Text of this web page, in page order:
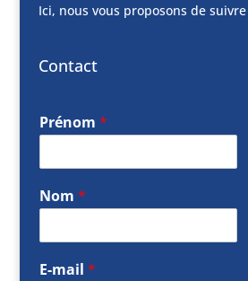
Ici, nous vous proposons de
Contact
Prénom *
Nom *
E-mail *